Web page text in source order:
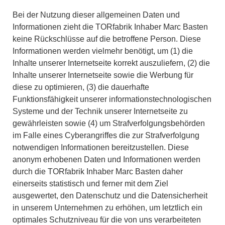
Bei der Nutzung dieser allgemeinen Daten und
Informationen zieht die TORfabrik Inhaber Marc Basten
keine Rückschlüsse auf die betroffene Person. Diese
Informationen werden vielmehr benötigt, um (1) die
Inhalte unserer Internetseite korrekt auszuliefern, (2) die
Inhalte unserer Internetseite sowie die Werbung für
diese zu optimieren, (3) die dauerhafte
Funktionsfähigkeit unserer informationstechnologischen
Systeme und der Technik unserer Internetseite zu
gewährleisten sowie (4) um Strafverfolgungsbehörden
im Falle eines Cyberangriffes die zur Strafverfolgung
notwendigen Informationen bereitzustellen. Diese
anonym erhobenen Daten und Informationen werden
durch die TORfabrik Inhaber Marc Basten daher
einerseits statistisch und ferner mit dem Ziel
ausgewertet, den Datenschutz und die Datensicherheit
in unserem Unternehmen zu erhöhen, um letztlich ein
optimales Schutzniveau für die von uns verarbeiteten